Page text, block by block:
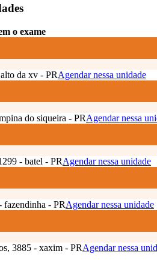
o exame
da xv - PRAgendar nessa unidade
do siqueira - PRAgendar nessa
- batel - PRAgendar nessa unidade
fazendinha - PRAgendar nessa unidade
3885 - xaxim - PRAgendar nessa